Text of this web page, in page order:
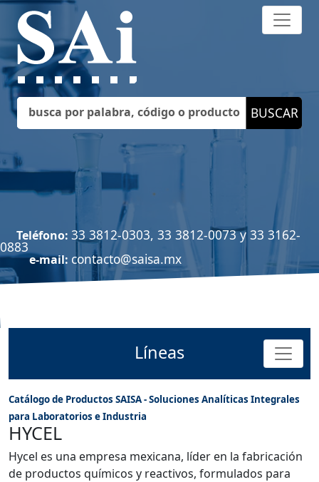
Teléfono: 33 3812-0303, 33 3812-0073 y 33 3162-
0883
e-mail: contacto@saisa.mx
Líneas
Catálogo de Productos SAISA - Soluciones Analíticas Integrales
para Laboratorios e Industria
HYCEL
Hycel es una empresa mexicana, líder en la fabricación
de productos químicos y reactivos, formulados para